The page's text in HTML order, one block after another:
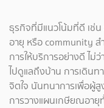
ธุรกิจที่มีแนวโน้มที่ดี เช่
อายุ หรือ community
การให้บริการอย่างดี ไ
ไปดูแลถึงบ้าน การเดิน
จิตใจ นันทนาการเพื่อผู้สู
การวางแผนเกษียณอา